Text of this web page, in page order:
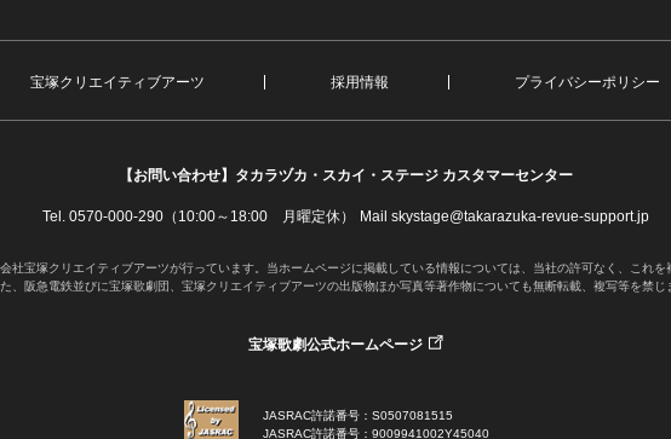
宝塚クリエイティブアーツ 採用情報 プライバシーポリシー
【お問い合わせ】 タカラヅカ・スカイ・ステージ カスタマーセンター
Tel. 0570-000-290（10:00～18:00 月曜定休） Mail skystage@takarazuka-revue-support.jp
社宝塚クリエイティブアーツが行っています。当ホームページに掲載している情報については、当社の許可なく、これを
た、阪急電鉄並びに宝塚歌劇団、宝塚クリエイティブアーツの出版物ほか写真等著作物についても無断転載、複写等を禁じ
宝塚歌劇公式ホームページ
JASRAC許諾番号：S0507081515
JASRAC許諾番号：9009941002Y45040